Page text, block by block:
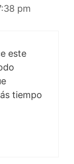
pm
este
tiempo